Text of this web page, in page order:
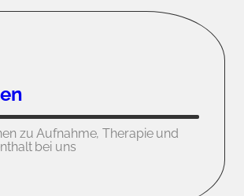
zu Aufnahme, Therapie und
bei uns